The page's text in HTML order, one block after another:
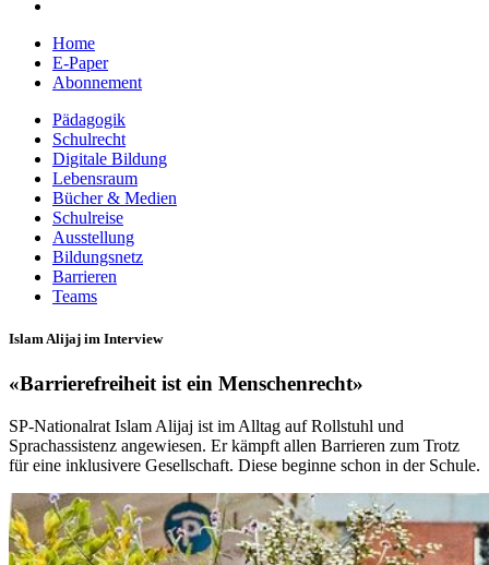
Home
E-Paper
Abonnement
Pädagogik
Schulrecht
Digitale Bildung
Lebensraum
Bücher & Medien
Schulreise
Ausstellung
Bildungsnetz
Barrieren
Teams
Islam Alijaj im Interview
«Barrierefreiheit ist ein Menschenrecht»
SP-Nationalrat Islam Alijaj ist im Alltag auf Rollstuhl und
Sprachassistenz angewiesen. Er kämpft allen Barrieren zum Trotz
für eine inklusivere Gesellschaft. Diese beginne schon in der Schule.